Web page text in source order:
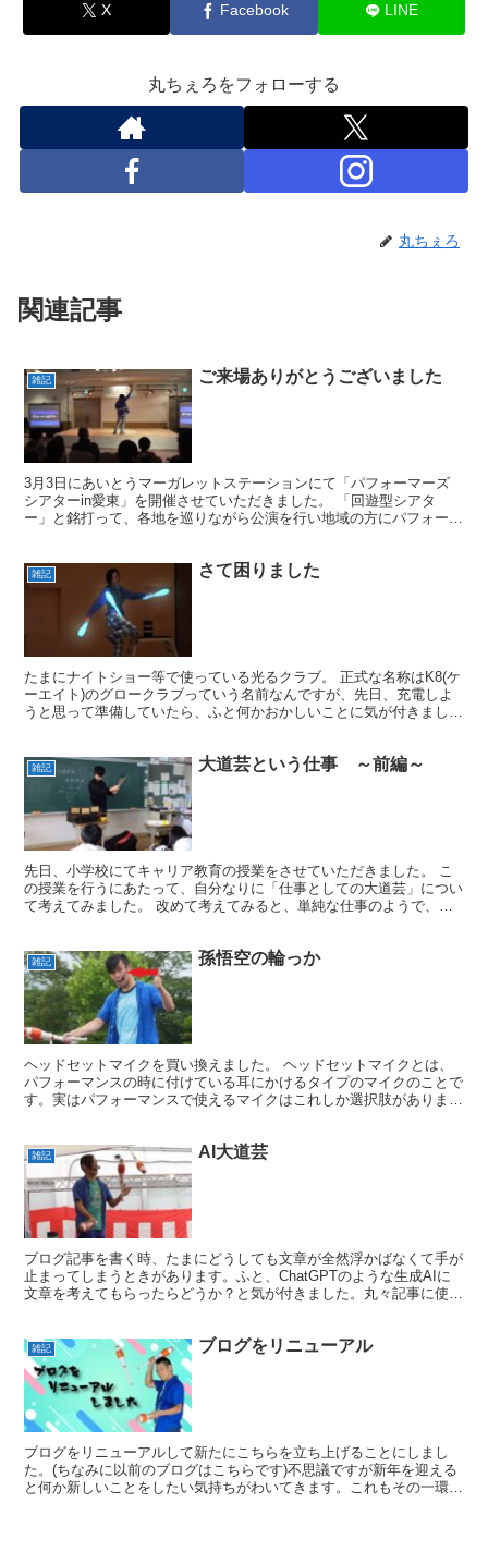
X Facebook LINE
丸ちぇろをフォローする
丸ちぇろ
関連記事
雑記 ご来場ありがとうございました
3月3日にあいとうマーガレットステーションにて「パフォーマーズ
シアターin愛東」を開催させていただきました。 「回遊型シアタ
ー」と銘打って、各地を巡りながら公演を行い地域の方にパフォーマ
雑記 さて困りました
たまにナイトショー等で使っている光るクラブ。 正式な名称はK8(ケ
ーエイト)のグロークラブっていう名前なんですが、先日、充電しよ
うと思って準備していたら、ふと何かおかしいことに気が付きまし
雑記 大道芸という仕事 ～前編～
先日、小学校にてキャリア教育の授業をさせていただきました。 こ
の授業を行うにあたって、自分なりに「仕事としての大道芸」につい
て考えてみました。 改めて考えてみると、単純な仕事のようで、実
雑記 孫悟空の輪っか
ヘッドセットマイクを買い換えました。 ヘッドセットマイクとは、
パフォーマンスの時に付けている耳にかけるタイプのマイクのことで
す。実はパフォーマンスで使えるマイクはこれしか選択肢がありませ
雑記 AI大道芸
ブログ記事を書く時、たまにどうしても文章が全然浮かばなくて手が
止まってしまうときがあります。ふと、ChatGPTのような生成AIに
文章を考えてもらったらどうか？と気が付きました。丸々記事に使え
雑記 ブログをリニューアル
ブログをリニューアルして新たにこちらを立ち上げることにしまし
た。(ちなみに以前のブログはこちらです)不思議ですが新年を迎える
と何か新しいことをしたい気持ちがわいてきます。これもその一環で